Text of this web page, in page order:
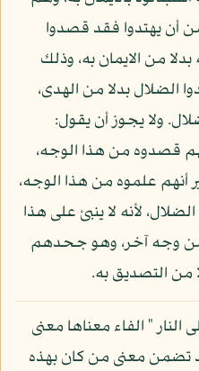
أن يهتدوا فقد قصدوا
بدلا من الايمان به، وذلك
الضلال بدلا من الهدى،
ولا يجوز أن يقول:
قصدوه من هذا الوجه،
أنهم علموه من هذا الوجه،
لأنه لا ينبئ على هذا
من وجه آخر، وهو جحدهم
من التصديق به.
" الفاء معناها معنى
تضمن معنى من كان بهذه